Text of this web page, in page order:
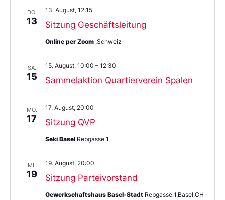
aus.
DO.
13 Sitzung Geschäftsleitung
13. August, 12:15
Online per Zoom ,Schweiz
SA.
15 Sammelaktion Quartierverein Spalen
15. August, 10:00 – 12:30
MO.
17 Sitzung QVP
17. August, 20:00
Seki Basel Rebgasse 1
MI.
19 Sitzung Parteivorstand
19. August, 20:00
Gewerkschaftshaus Basel-Stadt Rebgasse 1,Basel,CH